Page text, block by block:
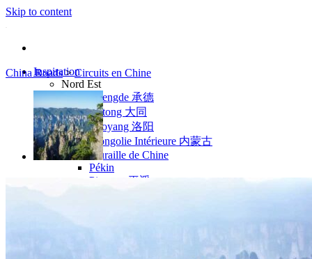
Skip to content
Inspiration
Nord Est
Chengde 承德
Datong 大同
Luoyang 洛阳
Mongolie Intérieure 内蒙古
Muraille de Chine
Pékin
Pingyao 平遥
China Roads > Circuits en Chine